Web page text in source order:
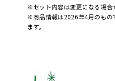
※セット内容は変更になる場合
※商品情報は2026年4月のもの
ます。